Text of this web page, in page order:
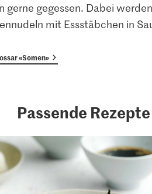
gerne gegessen. Dabei
mit Essstäbchen in
«Somen»
Passende Rezepte